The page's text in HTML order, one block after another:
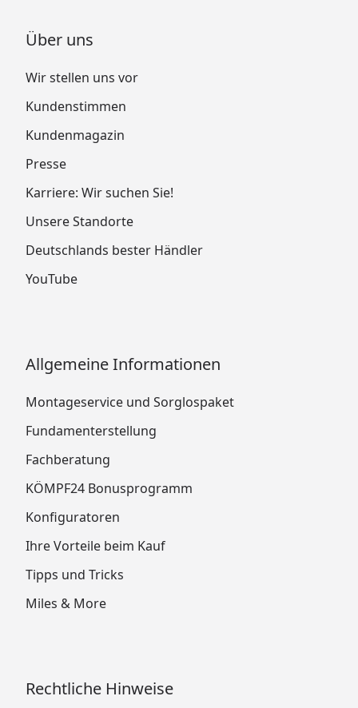
Über uns
Wir stellen uns vor
Kundenstimmen
Kundenmagazin
Presse
Karriere: Wir suchen Sie!
Unsere Standorte
Deutschlands bester Händler
YouTube
Allgemeine Informationen
Montageservice und Sorglospaket
Fundamenterstellung
Fachberatung
KÖMPF24 Bonusprogramm
Konfiguratoren
Ihre Vorteile beim Kauf
Tipps und Tricks
Miles & More
Rechtliche Hinweise